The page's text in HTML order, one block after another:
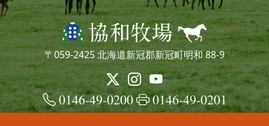
〒059-2425 北海道新冠郡新冠町明和 88-9
0146-49-0200 0146-49-0201